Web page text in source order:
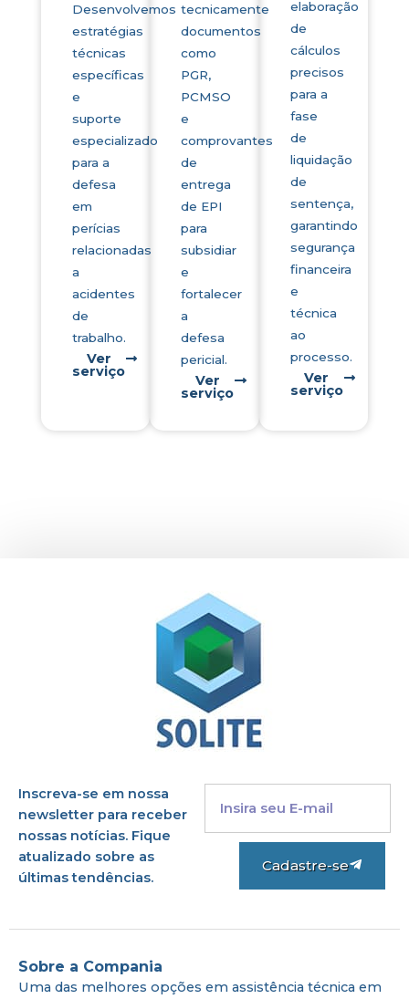
Desenvolvemos
estratégias
técnicas
específicas
e
suporte
especializado
para a
defesa
em
perícias
relacionadas
a
acidentes
de
trabalho.
Ver
serviço
tecnicamente
documentos
como
PGR,
PCMSO
e
comprovantes
de
entrega
de EPI
para
subsidiar
e
fortalecer
a
defesa
pericial.
Ver
serviço
elaboração
de
cálculos
precisos
para a
fase
de
liquidação
de
sentença,
garantindo
segurança
financeira
e
técnica
ao
processo.
Ver
serviço
Inscreva-se em nossa
newsletter para receber
nossas notícias. Fique
atualizado sobre as
últimas tendências.
Cadastre-se
Sobre a Compania
Uma das melhores opções em assistência técnica em